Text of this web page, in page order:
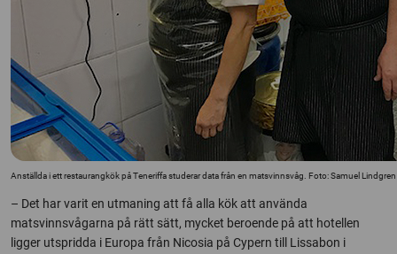
Anställda i ett restaurangkök på Teneriffa studerar data från en matsvinnsvåg. Foto: Samuel Lindgren
– Det har varit en utmaning att få alla kök att använda
matsvinnsvågarna på rätt sätt, mycket beroende på att hotellen
ligger utspridda i Europa från Nicosia på Cypern till Lissabon i